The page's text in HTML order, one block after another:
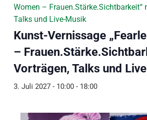
Women – Frauen.Stärke.Sichtbarkeit“
Talks und Live-Musik
Kunst-Vernissage
–
Vorträgen, Talks und
3. Juli 2027 - 10:00- 18:00